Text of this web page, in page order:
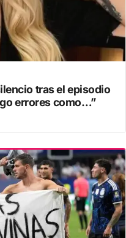
tras el episodio
errores como…”